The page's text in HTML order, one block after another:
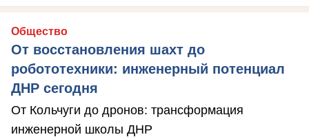
Общество
От восстановления шахт до
робототехники: инженерный потенциал
ДНР сегодня
От Кольчуги до дронов: трансформация
инженерной школы ДНР